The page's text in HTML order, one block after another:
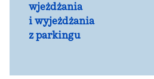
wjeżdżania
i wyjeżdżania
z parkingu